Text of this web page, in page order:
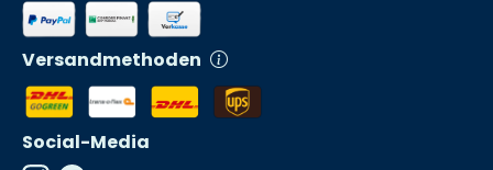
Versandmethoden
Social-Media